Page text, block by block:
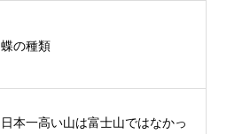
蝶の種類
日本一高い山は富士山ではなかっ